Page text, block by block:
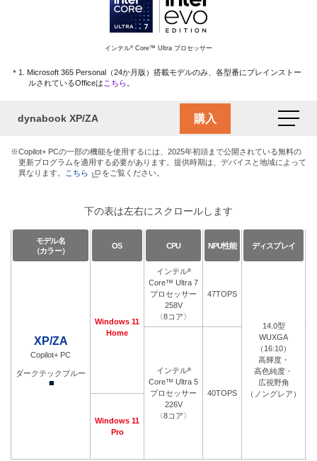
インテル®Core™ Ultra プロセッサー
＊1. Microsoft 365 Personal（24か月版）搭載モデルのみ、各型番にプレインストー
ルされているOfficeは こちら
dynabook XP/ZA
※Copilot+ PCの一部の機能を使用するには、2025年初頭まで公開されている無料の
更新プログラムを適用する必要があります。提供時期は、デバイスと地域によって
異なります。 こちら をご覧ください。
下の表は左右にスクロールします
モデル名
（カラー）
OS CPU NPU性能 ディスプレイ
XP/ZA
Copilot+ PC
ダークテックブルー
■
Windows 11
Home
インテル®
Core™ Ultra 7
プロセッサー
258V
〈8コア〉
47TOPS
14.0型
WUXGA
（16:10）
高輝度・
高色純度・
広視野角
（ノングレア）
インテル®
Core™ Ultra 5
プロセッサー
226V
〈8コア〉
40TOPS
Windows 11
Pro